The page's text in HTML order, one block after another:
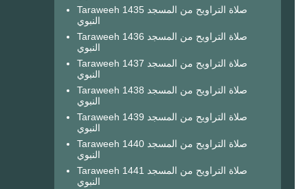
Taraweeh 1435 صلاة التراويح من المسجد
النبوي
Taraweeh 1436 صلاة التراويح من المسجد
النبوي
Taraweeh 1437 صلاة التراويح من المسجد
النبوي
Taraweeh 1438 صلاة التراويح من المسجد
النبوي
Taraweeh 1439 صلاة التراويح من المسجد
النبوي
Taraweeh 1440 صلاة التراويح من المسجد
النبوي
Taraweeh 1441 صلاة التراويح من المسجد
النبوي